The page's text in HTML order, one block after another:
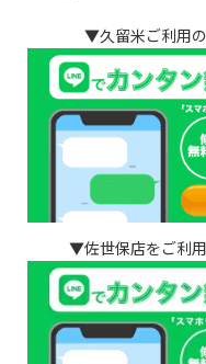
▼久留米ご利用
▼佐世保店をご利